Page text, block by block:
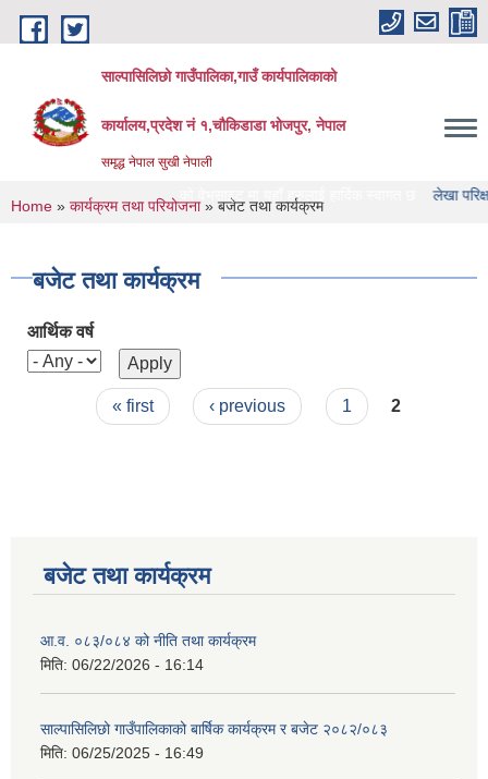
Skip to main content
साल्पासिलिछो गाउँपालिका,गाउँ कार्यपालिकाको
कार्यालय,प्रदेश नं १,चौकिडाडा भोजपुर, नेपाल
समृद्ध नेपाल सुखी नेपाली
गाउँपालिका को वेभसाइट मा यहाँ हरुलाई हार्दिक स्वागत छ लेखा परिक्षण गर्ने
You are here
Home » कार्यक्रम तथा परियोजना» बजेट तथा कार्यक्रम
बजेट तथा कार्यक्रम
आर्थिक वर्ष
Pages« first ‹ previous 1 2
बजेट तथा कार्यक्रम
आ.व. ०८३/०८४ को नीति तथा कार्यक्रम
मिति: 06/22/2026 - 16:14
साल्पासिलिछो गाउँपालिकाको बार्षिक कार्यक्रम र बजेट २०८२/०८३
मिति: 06/25/2025 - 16:49